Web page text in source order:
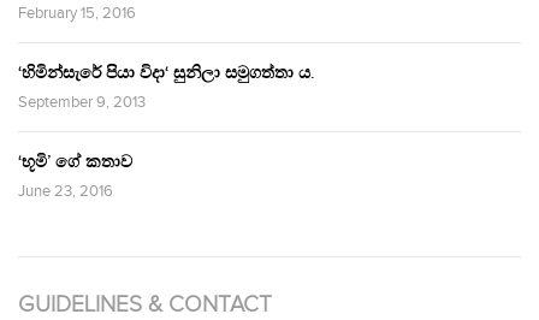
February 15, 2016
‘හිමින්සැරේ පියා විදා‘ සුනිලා සමුගත්තා ය.
September 9, 2013
‘භූමි’ ගේ කතාව
June 23, 2016
GUIDELINES & CONTACT